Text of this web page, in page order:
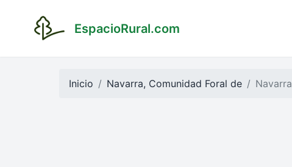
EspacioRural.com
Inicio Navarra, Comunidad Foral de Navarra